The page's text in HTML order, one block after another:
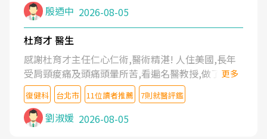
殷迺中 2026-08-05
杜育才 醫生
感謝杜育才主任仁心仁術,醫術精湛! 人住美國,長年
受肩頸痠痛及頭痛頭暈所苦,看遍名醫教授,做了各種
檢查,也嘗試過西醫打針,中醫針灸及物理徒手治療都
沒有用,後來連吃到嗎啡類止痛藥都效果有限,只是壓
症狀,沒多久就痛起來,多年失眠嚴重影響生活品質.
台灣親友介紹忠孝醫院杜育才主任是頸頭症候群專
更多
復健科 台北市 11位讀者推薦 7則就醫評鑑
劉淑媛 2026-08-05